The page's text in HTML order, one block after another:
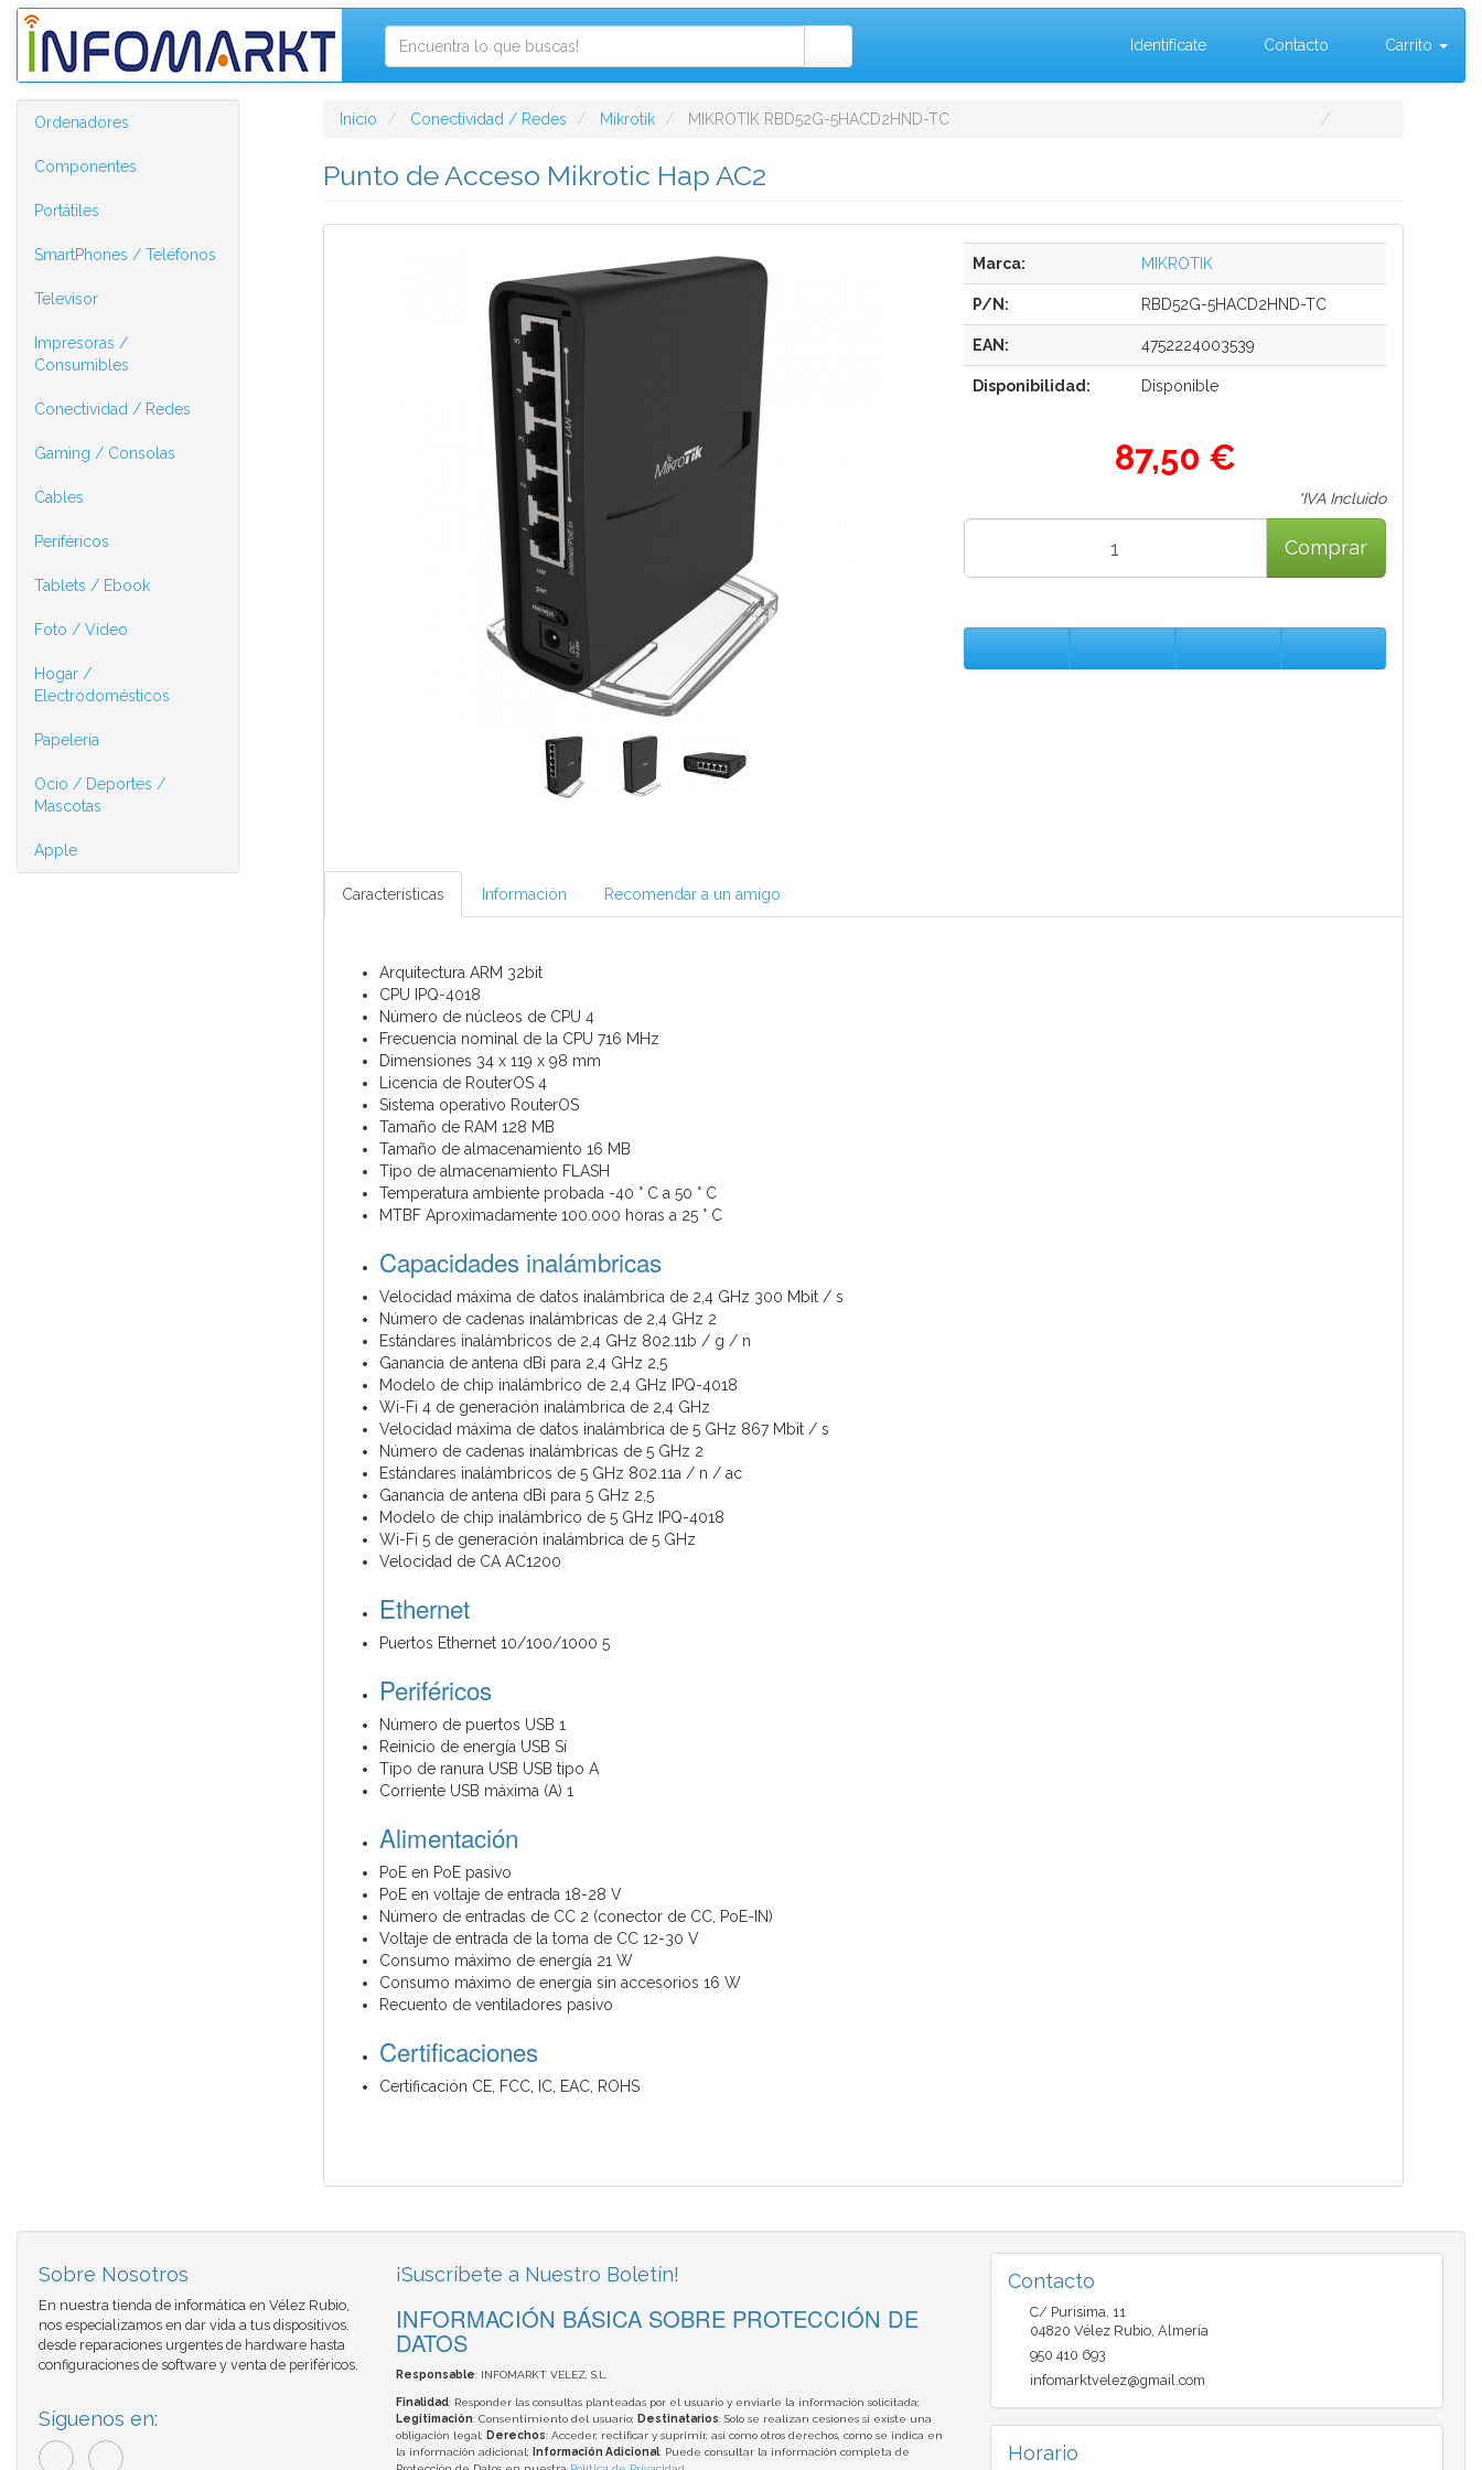
Identifícate Contacto Carrito
Ordenadores
Componentes
Portátiles
SmartPhones / Teléfonos
Televisor
Impresoras /
Consumibles
Conectividad / Redes
Gaming / Consolas
Cables
Periféricos
Tablets / Ebook
Foto / Video
Hogar /
Electrodomésticos
Papelería
Ocio / Deportes /
Mascotas
Apple
Inicio Conectividad / Redes Mikrotik MIKROTIK RBD52G-5HACD2HND-TC
Punto de Acceso Mikrotic Hap AC2
Marca: MIKROTIK
P/N: RBD52G-5HACD2HND-TC
EAN: 4752224003539
Disponibilidad: Disponible
87,50 €
*IVA Incluido
Comprar
Características Información Recomendar a un amigo
Arquitectura ARM 32bit
CPU IPQ-4018
Número de núcleos de CPU 4
Frecuencia nominal de la CPU 716 MHz
Dimensiones 34 x 119 x 98 mm
Licencia de RouterOS 4
Sistema operativo RouterOS
Tamaño de RAM 128 MB
Tamaño de almacenamiento 16 MB
Tipo de almacenamiento FLASH
Temperatura ambiente probada -40 ° C a 50 ° C
MTBF Aproximadamente 100.000 horas a 25 ° C
Capacidades inalámbricas
Velocidad máxima de datos inalámbrica de 2,4 GHz 300 Mbit / s
Número de cadenas inalámbricas de 2,4 GHz 2
Estándares inalámbricos de 2,4 GHz 802.11b / g / n
Ganancia de antena dBi para 2,4 GHz 2,5
Modelo de chip inalámbrico de 2,4 GHz IPQ-4018
Wi-Fi 4 de generación inalámbrica de 2,4 GHz
Velocidad máxima de datos inalámbrica de 5 GHz 867 Mbit / s
Número de cadenas inalámbricas de 5 GHz 2
Estándares inalámbricos de 5 GHz 802.11a / n / ac
Ganancia de antena dBi para 5 GHz 2,5
Modelo de chip inalámbrico de 5 GHz IPQ-4018
Wi-Fi 5 de generación inalámbrica de 5 GHz
Velocidad de CA AC1200
Ethernet
Puertos Ethernet 10/100/1000 5
Periféricos
Número de puertos USB 1
Reinicio de energía USB Sí
Tipo de ranura USB USB tipo A
Corriente USB máxima (A) 1
Alimentación
PoE en PoE pasivo
PoE en voltaje de entrada 18-28 V
Número de entradas de CC 2 (conector de CC, PoE-IN)
Voltaje de entrada de la toma de CC 12-30 V
Consumo máximo de energía 21 W
Consumo máximo de energía sin accesorios 16 W
Recuento de ventiladores pasivo
Certificaciones
Certificación CE, FCC, IC, EAC, ROHS
Sobre Nosotros
En nuestra tienda de informática en Vélez Rubio,
nos especializamos en dar vida a tus dispositivos.
desde reparaciones urgentes de hardware hasta
configuraciones de software y venta de periféricos.
Síguenos en:
¡Suscríbete a Nuestro Boletín!
INFORMACIÓN BÁSICA SOBRE PROTECCIÓN DE
DATOS
Responsable: INFOMARKT VELEZ, S.L.
Finalidad: Responder las consultas planteadas por el usuario y enviarle la información solicitada;
Legitimación: Consentimiento del usuario; Destinatarios: Solo se realizan cesiones si existe una
obligación legal; Derechos: Acceder, rectificar y suprimir, así como otros derechos, como se indica en
la información adicional;
Información Adicional: Puede consultar la información completa de
Contacto
C/ Purisima, 11
04820 Vélez Rubio, Almería
950 410 693
infomarktvelez@gmail.com
Horario